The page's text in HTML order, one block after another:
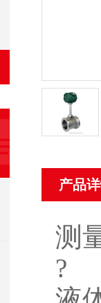
产品
测
?